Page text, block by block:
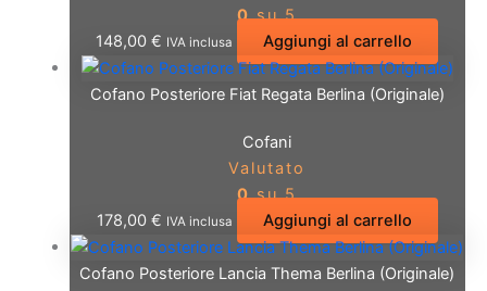
0su 5
148,00€ IVA inclusa Aggiungi al carrello
Cofano Posteriore Fiat Regata Berlina (Originale)
Cofani
Valutato
0su 5
178,00 € IVA inclusa Aggiungi al carrello
Cofano Posteriore Lancia Thema Berlina (Originale)